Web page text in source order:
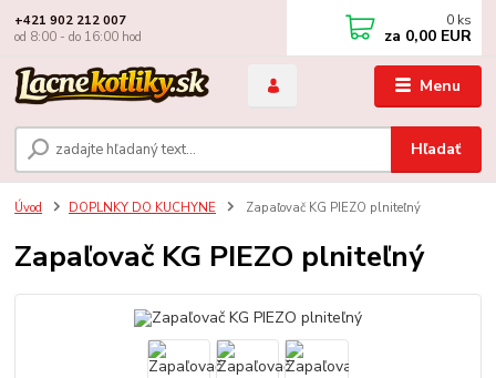
Menu
Hľadať
+421 902 212 007
od 8:00 - do 16:00 hod
0 ks
za 0,00 EUR
Úvod DOPLNKY DO KUCHYNE Zapaľovač KG PIEZO plniteľný
Zapaľovač KG PIEZO plniteľný